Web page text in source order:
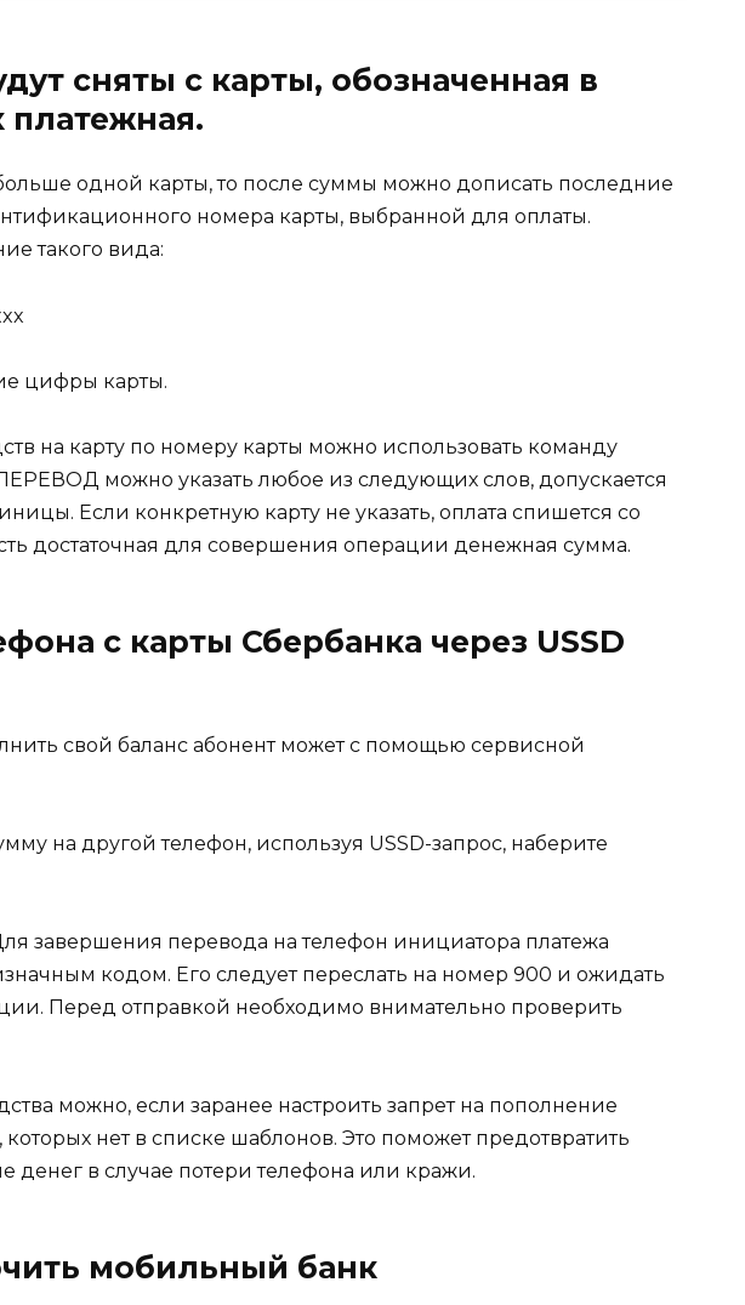
сняты с карты, обозначенная в
платежная.
одной карты, то после суммы можно дописать последние
номера карты, выбранной для оплаты.
такого вида:
цифры карты.
на карту по номеру карты можно использовать команду
можно указать любое из следующих слов, допускается
Если конкретную карту не указать, оплата спишется со
достаточная для совершения операции денежная сумма.
с карты Сбербанка через USSD
свой баланс абонент может с помощью сервисной
на другой телефон, используя USSD-запрос, наберите
завершения перевода на телефон инициатора платежа
кодом. Его следует переслать на номер 900 и ожидать
Перед отправкой необходимо внимательно проверить
можно, если заранее настроить запрет на пополнение
которых нет в списке шаблонов. Это поможет предотвратить
денег в случае потери телефона или кражи.
мобильный банк